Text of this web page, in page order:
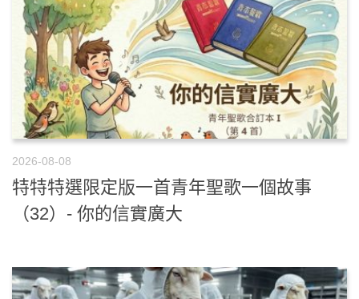
2026-08-08
特特特選限定版一首青年聖歌一個故事
（32）- 你的信實廣大